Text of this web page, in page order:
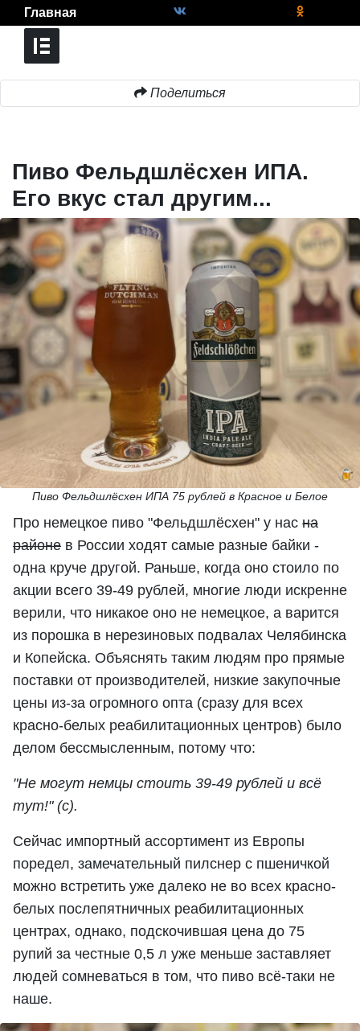
Главная
Поделиться
Пиво Фельдшлёсхен ИПА.
Его вкус стал другим...
Пиво Фельдшлёсхен ИПА 75 рублей в Красное и Белое
Про немецкое пиво "Фельдшлёсхен" у нас на
районе в России ходят самые разные байки -
одна круче другой. Раньше, когда оно стоило по
акции всего 39-49 рублей, многие люди искренне
верили, что никакое оно не немецкое, а варится
из порошка в нерезиновых подвалах Челябинска
и Копейска. Объяснять таким людям про прямые
поставки от производителей, низкие закупочные
цены из-за огромного опта (сразу для всех
красно-белых реабилитационных центров) было
делом бессмысленным, потому что:
"Не могут немцы стоить 39-49 рублей и всё
тут!" (с).
Сейчас импортный ассортимент из Европы
поредел, замечательный пилснер с пшеничкой
можно встретить уже далеко не во всех красно-
белых послепятничных реабилитационных
центрах, однако, подскочившая цена до 75
рупий за честные 0,5 л уже меньше заставляет
людей сомневаться в том, что пиво всё-таки не
наше.